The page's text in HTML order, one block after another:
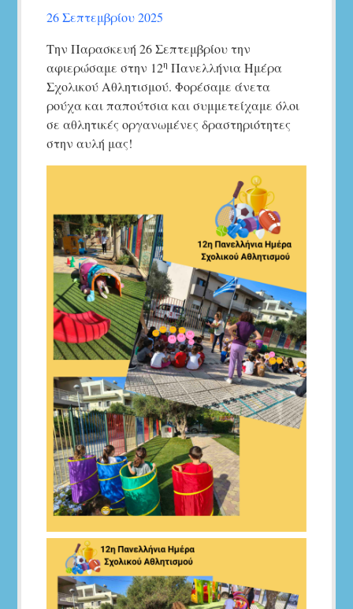
26 Σεπτεμβρίου 2025
Την Παρασκευή 26 Σεπτεμβρίου την
αφιερώσαμε στην 12η Πανελλήνια Ημέρα
Σχολικού Αθλητισμού. Φορέσαμε άνετα
ρούχα και παπούτσια και συμμετείχαμε όλοι
σε αθλητικές οργανωμένες δραστηριότητες
στην αυλή μας!